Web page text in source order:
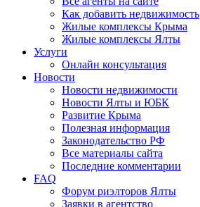
Как добавить недвижимость
Жилые комплексы Крыма
Жилые комплексы Ялты
Услуги
Онлайн консультация
Новости
Новости недвижимости
Новости Ялты и ЮБК
Развитие Крыма
Полезная информация
Законодательство РФ
Все материалы сайта
Последние комментарии
FAQ
Форум риэлторов Ялты
Заявки в агентство